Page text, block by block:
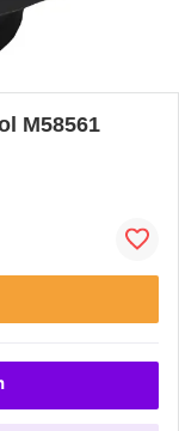
M58561